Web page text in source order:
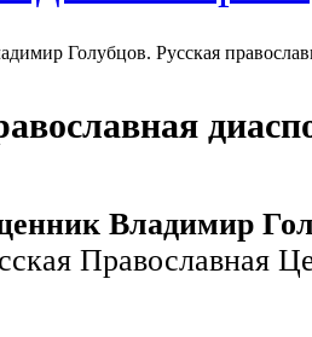
Голубцов. Русская
Владимир
Православная